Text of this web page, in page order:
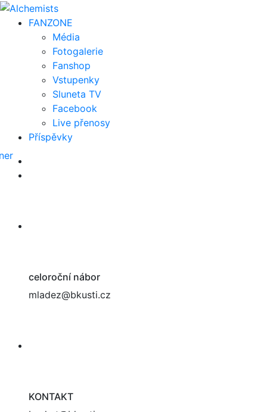
FANZONE
Média
Fotogalerie
Fanshop
Vstupenky
Sluneta TV
Facebook
Live přenosy
Příspěvky
celoroční nábor
mladez@bkusti.cz
KONTAKT